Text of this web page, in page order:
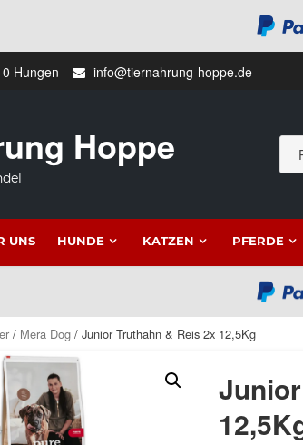
Hungen info@tiernahrung-hoppe.de
Hoppe
UNS HUNDE KATZEN PFERDE
/ Mera Dog / Junior Truthahn & Reis 2x 12,5Kg